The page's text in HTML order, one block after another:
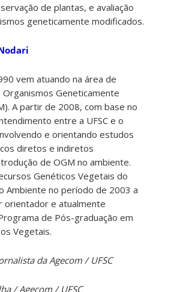
de plantas, e avaliação
geneticamente modificados.
vem atuando na área de
Geneticamente
A partir de 2008, com base no
entre a UFSC e o
e orientando estudos
diretos e indiretos
de OGM no ambiente.
Genéticos Vegetais do
Ambiente no período de 2003 a
orientador e atualmente
de Pós-graduação em
Vegetais.
da Agecom / UFSC
/ Agecom / UFSC